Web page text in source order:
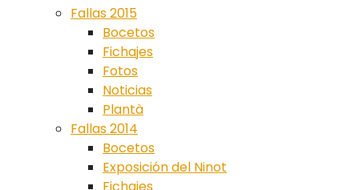
Fallas 2015
Bocetos
Fichajes
Fotos
Noticias
Plantà
Fallas 2014
Bocetos
Exposición del Ninot